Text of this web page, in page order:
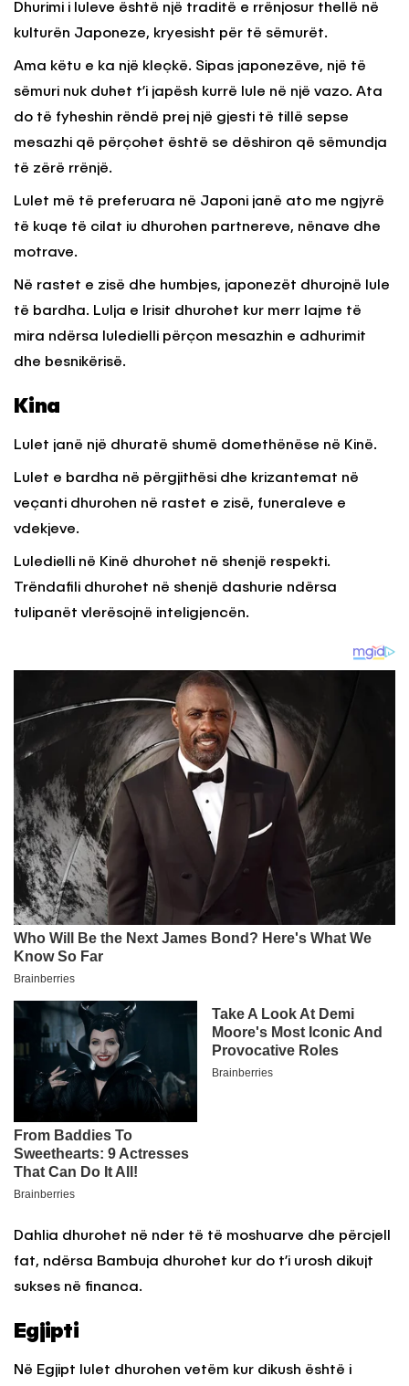
Dhurimi i luleve është një traditë e rrënjosur thellë në
kulturën Japoneze, kryesisht për të sëmurët.
Ama këtu e ka një kleçkë. Sipas japonezëve, një të
sëmuri nuk duhet t’i japësh kurrë lule në një vazo. Ata
do të fyheshin rëndë prej një gjesti të tillë sepse
mesazhi që përçohet është se dëshiron që sëmundja
të zërë rrënjë.
Lulet më të preferuara në Japoni janë ato me ngjyrë
të kuqe të cilat iu dhurohen partnereve, nënave dhe
motrave.
Në rastet e zisë dhe humbjes, japonezët dhurojnë lule
të bardha. Lulja e Irisit dhurohet kur merr lajme të
mira ndërsa luledielli përçon mesazhin e adhurimit
dhe besnikërisë.
Kina
Lulet janë një dhuratë shumë domethënëse në Kinë.
Lulet e bardha në përgjithësi dhe krizantemat në
veçanti dhurohen në rastet e zisë, funeraleve e
vdekjeve.
Luledielli në Kinë dhurohet në shenjë respekti.
Trëndafili dhurohet në shenjë dashurie ndërsa
tulipanët vlerësojnë inteligjencën.
Dahlia dhurohet në nder të të moshuarve dhe përcjell
fat, ndërsa Bambuja dhurohet kur do t’i urosh dikujt
sukses në financa.
Egjipti
Në Egjipt lulet dhurohen vetëm kur dikush është i